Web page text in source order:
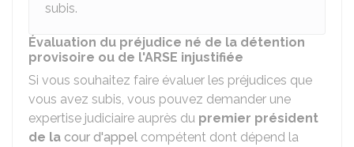
subis.
Évaluation du préjudice né de la détention
provisoire ou de l'ARSE injustifiée
Si vous souhaitez faire évaluer les préjudices que
vous avez subis, vous pouvez demander une
expertise judiciaire auprès du premier président
de la cour d'appel compétent dont dépend la